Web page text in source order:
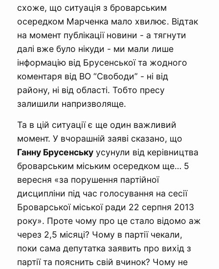
схоже, що ситуація з броварським
осередком Марченка мало хвилює. Відтак
на момент публікації новини - а тягнути
далі вже було нікуди - ми мали лише
інформацію від Брусенської та жодного
коментаря від ВО “Свободи” - ні від
району, ні від області. Тобто пресу
залишили напризволяще.
Та в цій ситуації є ще один важливий
момент. У вчорашній заяві сказано, що
Ганну Брусенську усунули від керівництва
броварським міським осередком ще… 5
вересня «за порушення партійної
дисципліни під час голосування на сесії
Броварської міської ради 22 серпня 2013
року». Проте чому про це стало відомо аж
через 2,5 місяці? Чому в партії чекали,
поки сама депутатка заявить про вихід з
партії та пояснить свій вчинок? Чому не